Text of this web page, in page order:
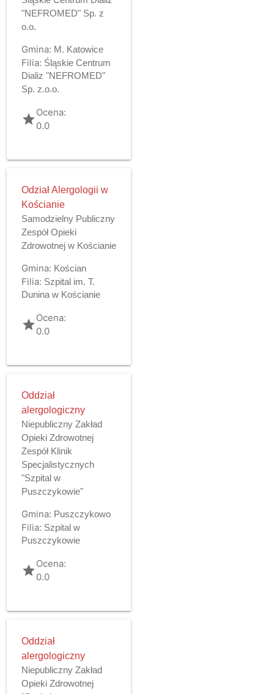
"NEFROMED" Sp. z
o.o.
Gmina: M. Katowice
Filia: Śląskie Centrum
Dializ "NEFROMED"
Sp. z.o.o.
gradeOcena:
0.0
Odział Alergologii w
Kościanie
Samodzielny Publiczny
Zespół Opieki
Zdrowotnej w Kościanie
Gmina: Kościan
Filia: Szpital im. T.
Dunina w Kościanie
gradeOcena:
0.0
Oddział
alergologiczny
Niepubliczny Zakład
Opieki Zdrowotnej
Zespół Klinik
Specjalistycznych
"Szpital w
Puszczykowie"
Gmina: Puszczykowo
Filia: Szpital w
Puszczykowie
gradeOcena:
0.0
Oddział
alergologiczny
Niepubliczny Zakład
Opieki Zdrowotnej